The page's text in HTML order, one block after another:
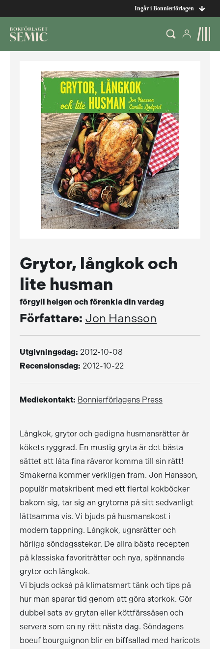
Ingår i Bonnierförlagen
Grytor, långkok och
lite husman
förgyll helgen och förenkla din vardag
Författare: Jon Hansson
Utgivningsdag: 2012-10-08
Recensionsdag: 2012-10-22
Mediekontakt: Bonnierförlagens Press
Långkok, grytor och gedigna husmansrätter är
kökets ryggrad. En mustig gryta är det bästa
sättet att låta fina råvaror komma till sin rätt!
Smakerna kommer verkligen fram. Jon Hansson,
populär matskribent med ett flertal kokböcker
bakom sig, tar sig an grytorna på sitt sedvanligt
lättsamma vis. Vi bjuds på husmanskost i
modern tappning. Långkok, ugnsrätter och
härliga söndagsstekar. De allra bästa recepten
på klassiska favoriträtter och nya, spännande
grytor och långkok.
Vi bjuds också på klimatsmart tänk och tips på
hur man sparar tid genom att göra storkok. Gör
dubbel sats av grytan eller köttfärssåsen och
servera som en ny rätt nästa dag. Söndagens
boeuf bourguignon blir en biffsallad med haricots